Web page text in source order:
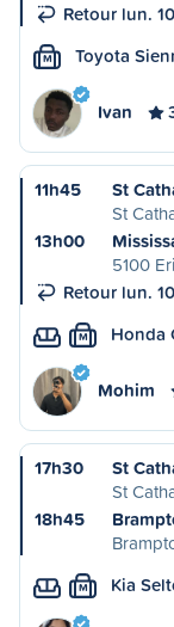
Retour lun.
M Toyota
Ivan
11h45
St
St
13h00
5100
Retour lun.
M Honda
Mohim
17h30
St
St
18h45
M Kia